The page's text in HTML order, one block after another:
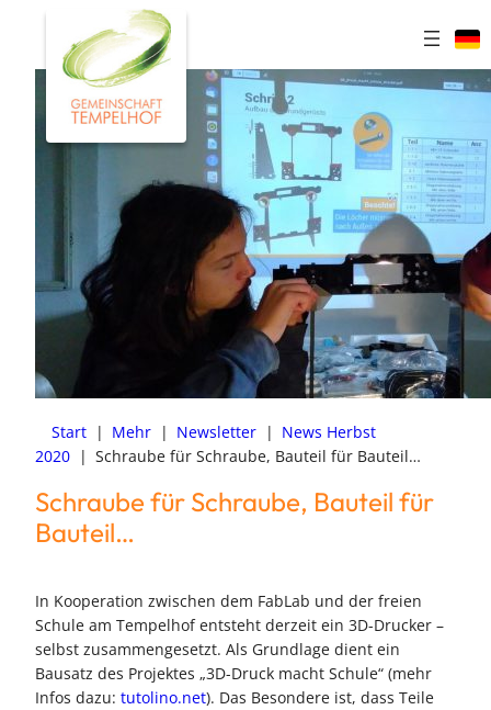
springen
Start | Mehr | Newsletter | News Herbst
2020 | Schraube für Schraube, Bauteil für Bauteil…
Schraube für Schraube, Bauteil für
Bauteil…
In Kooperation zwischen dem FabLab und der freien
Schule am Tempelhof entsteht derzeit ein 3D-Drucker –
selbst zusammengesetzt. Als Grundlage dient ein
Bausatz des Projektes „3D-Druck macht Schule“ (mehr
Infos dazu: tutolino.net). Das Besondere ist, dass Teile